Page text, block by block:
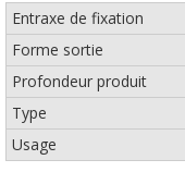
Entraxe de fixation
Forme sortie
Profondeur produit
Type
Usage